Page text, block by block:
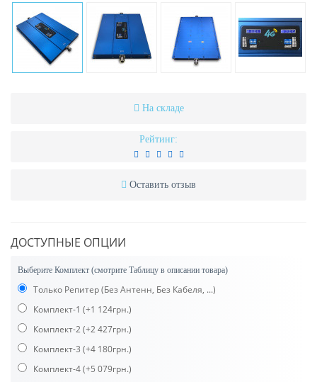
На складе
Рейтинг:
Оставить отзыв
ДОСТУПНЫЕ ОПЦИИ
Выберите Комплект (смотрите Таблицу в описании товара)
Только Репитер (Без Антенн, Без Кабеля, ...)
Комплект-1 (+1 124грн.)
Комплект-2(+2 427грн.)
Комплект-3 (+4 180грн.)
Комплект-4(+5 079грн.)